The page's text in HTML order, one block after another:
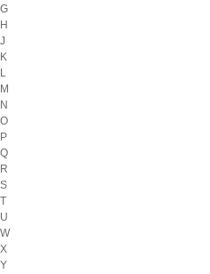
G
H
J
K
L
M
N
O
P
Q
R
S
T
U
W
X
Y